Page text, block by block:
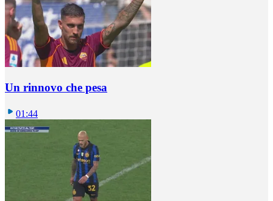
Un rinnovo che pesa
01:44